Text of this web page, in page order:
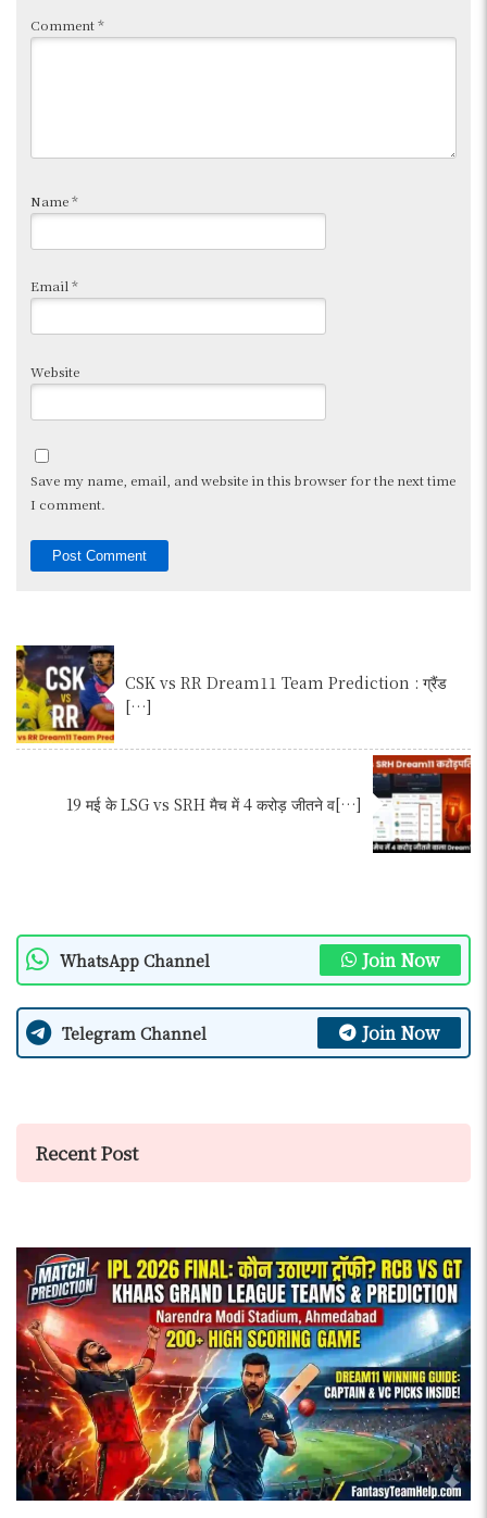
Comment*
Name*
Email *
Website
Save my name, email, and website in this browser for the next time
I comment.
CSK vs RR Dream11 Team Prediction : ग्रैंड
[…]
19 मई के LSG vs SRH मैच में 4 करोड़ जीतने व[…]
WhatsApp Channel Join Now
Telegram Channel Join Now
Recent Post